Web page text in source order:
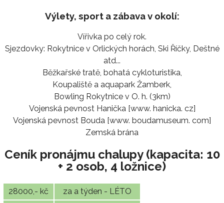
Výlety, sport a zábava v okolí:
Vířivka po celý rok.
Sjezdovky: Rokytnice v Orlických horách, Ski Říčky, Deštné
atd...
Běžkařské tratě, bohatá cykloturistika,
Koupaliště a aquapark Žamberk,
Bowling Rokytnice v O. h. (3km)
Vojenská pevnost Hanička [www. hanicka. cz]
Vojenská pevnost Bouda [www. boudamuseum. com]
Zemská brána
Ceník pronájmu chalupy (kapacita: 10
+ 2 osob, 4 ložnice)
28000,- kč
za a týden - LÉTO